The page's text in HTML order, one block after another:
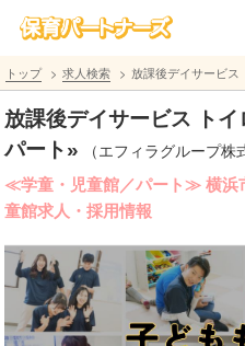
トップ 求人検索 放課後デイサービ
放課後デイサービス ト
パート»
（エフィラグループ株
≪学童・児童館／パート≫ 横浜
童館求人・採用情報